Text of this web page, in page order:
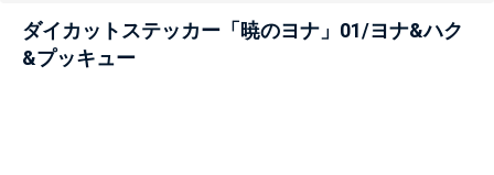
ダイカットステッカー「暁のヨナ」01/ヨナ&ハク
&プッキュー